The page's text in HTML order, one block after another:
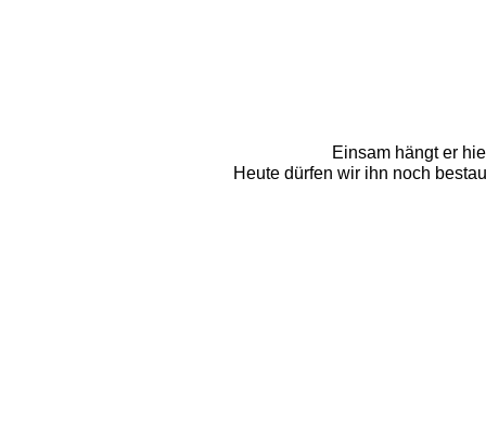
Einsam hängt er
Heute dürfen wir ihn noch